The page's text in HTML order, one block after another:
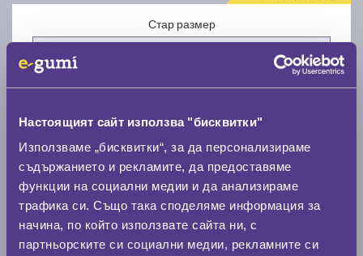
Настоящият сайт използва "бисквитки"
Използваме „бисквитки“, за да персонализираме
съдържанието и рекламите, да предоставяме
функции на социални медии и да анализираме
трафика си. Също така споделяме информация за
начина, по който използвате сайта ни, с
партньорските си социални медии, рекламните си
Стар размер
Нов размер